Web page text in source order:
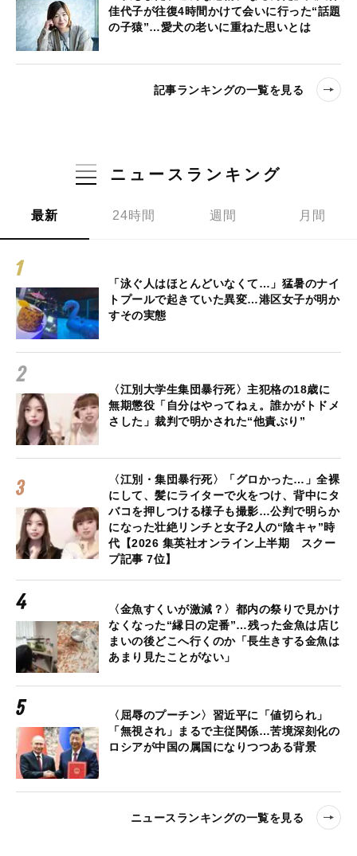
佳代子が往復4時間かけて会いに行った“話題
の子猿”…愛犬の老いに重ねた思いとは
記事ランキングの一覧を見る
ニュースランキング
最新 24時間 週間 月間
「泳ぐ人はほとんどいなくて…」猛暑のナイ
トプールで起きていた異変…港区女子が明か
すその実態
〈江別大学生集団暴行死〉主犯格の18歳に
無期懲役「自分はやってねぇ。誰かがトドメ
さした」裁判で明かされた“他責ぶり”
〈江別・集団暴行死〉「グロかった…」全裸
にして、髪にライターで火をつけ、背中にタ
バコを押しつける様子も撮影…公判で明らか
になった壮絶リンチと女子2人の“陰キャ”時
代【2026 集英社オンライン上半期 スクー
プ記事 7位】
〈金魚すくいが激減？〉都内の祭りで見かけ
なくなった“縁日の定番”…残った金魚は店じ
まいの後どこへ行くのか「長生きする金魚は
あまり見たことがない」
〈屈辱のプーチン〉習近平に「値切られ」
「無視され」まるで主従関係…苦境深刻化の
ロシアが中国の属国になりつつある背景
ニュースランキングの一覧を見る